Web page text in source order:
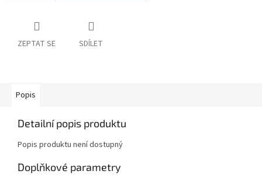
ZEPTAT SE SDÍLET
Popis
Detailní popis produktu
Popis produktu není dostupný
Doplňkové parametry